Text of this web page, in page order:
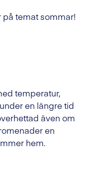
på temat sommar!
temperatur,
en längre tid
även om
en
hem.